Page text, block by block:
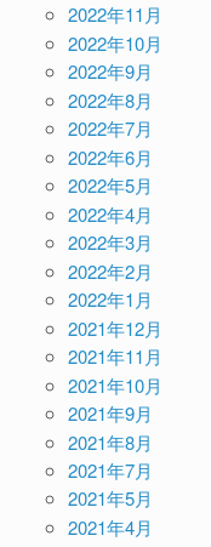
2022年11月
2022年10月
2022年9月
2022年8月
2022年7月
2022年6月
2022年5月
2022年4月
2022年3月
2022年2月
2022年1月
2021年12月
2021年11月
2021年10月
2021年9月
2021年8月
2021年7月
2021年5月
2021年4月